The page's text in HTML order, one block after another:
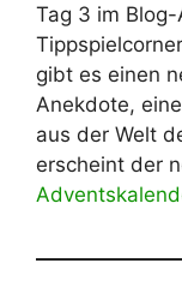
Tag 3 im
gibt es einen
Anekdote,
aus der Welt
erscheint der